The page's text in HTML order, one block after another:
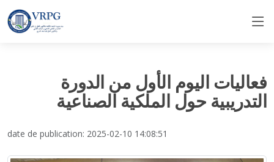
فعاليات اليوم الأول من الدورة
التدريبية حول الملكية الصناعية
date de publication: 2025-02-10 14:08:51